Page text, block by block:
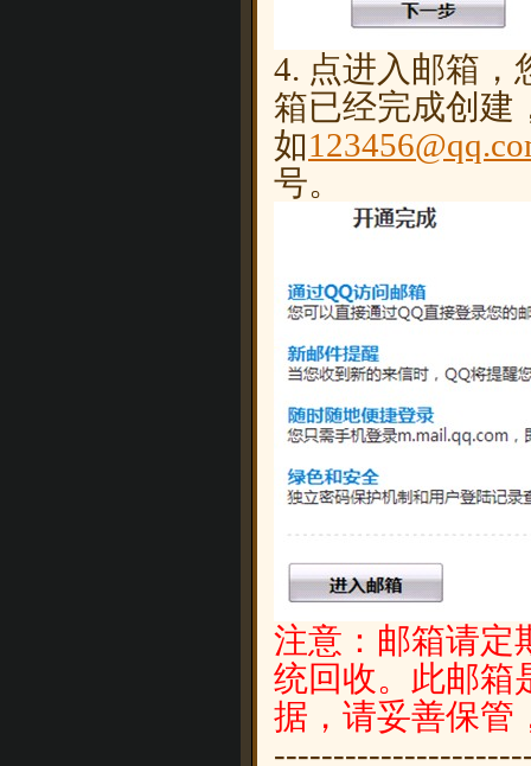
4. 点进入邮箱，
箱已经完成创建
如
号。
注意：邮箱请定
统回收。此邮箱
据，请妥善保管